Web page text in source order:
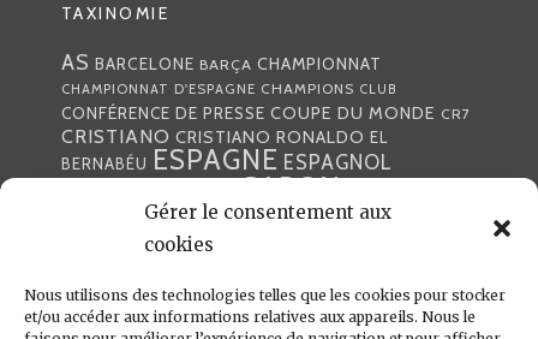
Gérer le consentement aux
cookies
Nous utilisons des technologies telles que les cookies pour stocker
et/ou accéder aux informations relatives aux appareils. Nous le
TAXINOMIE
AS BARCELONE BARÇA CHAMPIONNAT
CHAMPIONNAT D'ESPAGNE CHAMPIONS CLUB
CONFÉRENCE DE PRESSE COUPE DU MONDE CR7
CRISTIANO CRISTIANO RONALDO EL
BERNABÉU ESPAGNE ESPAGNOL
GABON
JULEN LOPETEGUI KARIM BENZÉMA
LIGUE DES CHAMPIONS
MADRILÈNES MARCA MARCELO MERCATO
MERENGUE MERENGUES PORTUGAL PRESSE